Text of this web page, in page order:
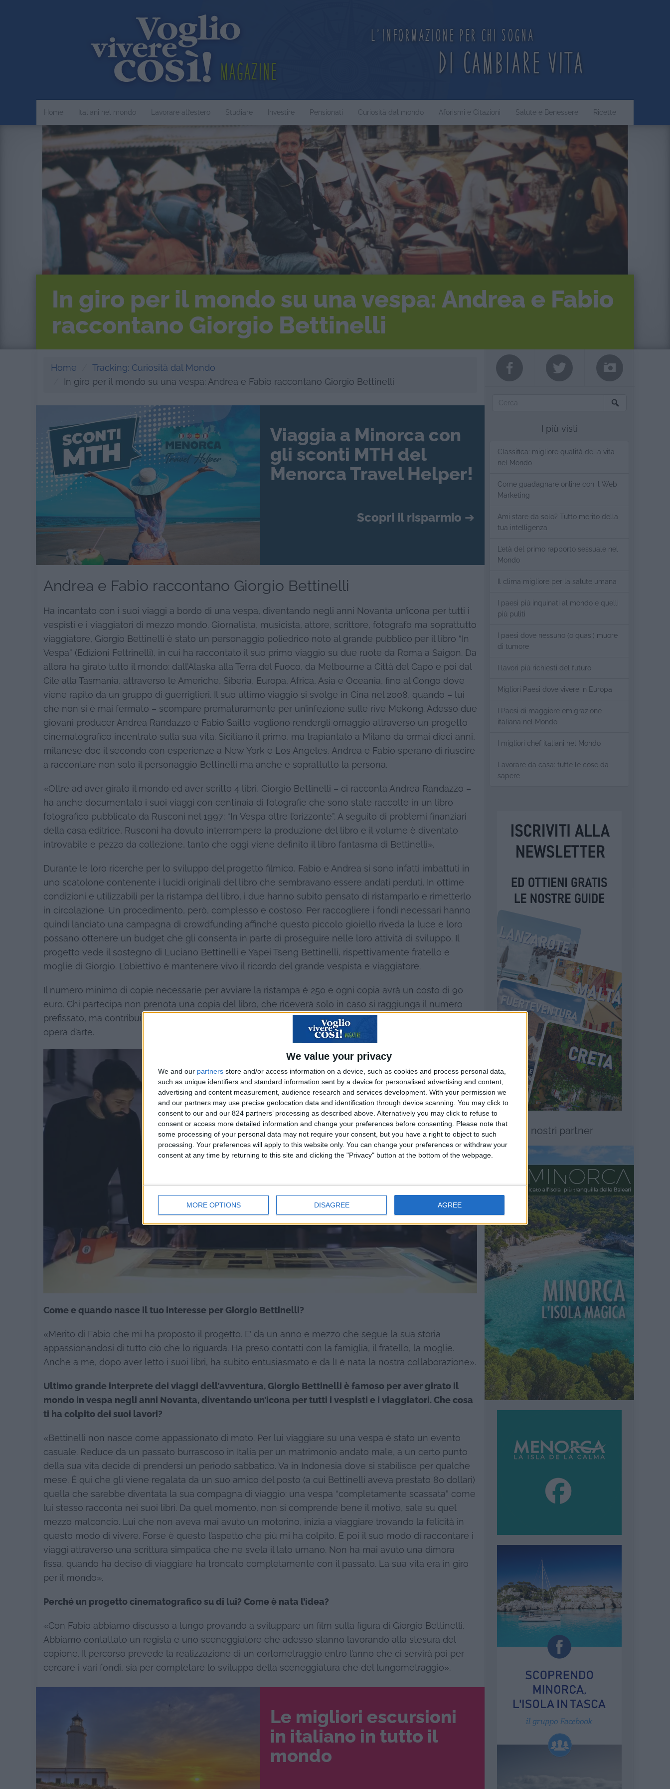
We value your privacy
We and our partners store and/or access information on a device, such as cookies and process personal data,
such as unique identifiers and standard information sent by a device for personalised advertising and content,
advertising and content measurement, audience research and services development. With your permission we
and our partners may use precise geolocation data and identification through device scanning. You may click to
consent to our and our 824 partners’ processing as described above. Alternatively you may click to refuse to
consent or access more detailed information and change your preferences before consenting.
Please note that
some processing of your personal data may not require your consent, but you have a right to object to such
processing. Your preferences will apply to this website only. You can change your preferences or withdraw your
consent at any time by returning to this site and clicking the "Privacy" button at the bottom of the webpage.
MORE OPTIONS DISAGREE AGREE
Magazine
L'informazione per chi sogna
di cambiare vita
Home Italiani nel mondo Lavorare all’estero Studiare Investire Pensionati Curiosità dal mondo Aforismi e Citazioni Salute e Benessere Ricette
In giro per il mondo su una vespa: Andrea e Fabio
raccontano Giorgio Bettinelli
Home
Tracking: Curiosità dal Mondo
In giro per il mondo su una vespa: Andrea e Fabio raccontano Giorgio Bettinelli
Viaggia a Minorca con
gli sconti MTH del
Menorca Travel Helper!
Scopri il risparmio ➔
Andrea e Fabio raccontano Giorgio Bettinelli
Ha incantato con i suoi viaggi a bordo di una vespa, diventando negli anni Novanta un’icona per tutti i
vespisti e i viaggiatori di mezzo mondo. Giornalista, musicista, attore, scrittore, fotografo ma soprattutto
viaggiatore, Giorgio Bettinelli è stato un personaggio poliedrico noto al grande pubblico per il libro “In
Vespa” (Edizioni Feltrinelli), in cui ha raccontato il suo primo viaggio su due ruote da Roma a Saigon. Da
allora ha girato tutto il mondo: dall’Alaska alla Terra del Fuoco, da Melbourne a Città del Capo e poi dal
Cile alla Tasmania, attraverso le Americhe, Siberia, Europa, Africa, Asia e Oceania, fino al Congo dove
viene rapito da un gruppo di guerriglieri. Il suo ultimo viaggio si svolge in Cina nel 2008, quando – lui
che non si è mai fermato – scompare prematuramente per un’infezione sulle rive Mekong. Adesso due
giovani producer Andrea Randazzo e Fabio Saitto vogliono rendergli omaggio attraverso un progetto
cinematografico incentrato sulla sua vita. Siciliano il primo, ma trapiantato a Milano da ormai dieci anni,
milanese doc il secondo con esperienze a New York e Los Angeles, Andrea e Fabio sperano di riuscire
a raccontare non solo il personaggio Bettinelli ma anche e soprattutto la persona.
«Oltre ad aver girato il mondo ed aver scritto 4 libri, Giorgio Bettinelli – ci racconta Andrea Randazzo –
ha anche documentato i suoi viaggi con centinaia di fotografie che sono state raccolte in un libro
fotografico pubblicato da Rusconi nel 1997: “In Vespa oltre l’orizzonte”. A seguito di problemi finanziari
della casa editrice, Rusconi ha dovuto interrompere la produzione del libro e il volume è diventato
introvabile e pezzo da collezione, tanto che oggi viene definito il libro fantasma di Bettinelli».
Durante le loro ricerche per lo sviluppo del progetto filmico, Fabio e Andrea si sono infatti imbattuti in
uno scatolone contenente i lucidi originali del libro che sembravano essere andati perduti. In ottime
condizioni e utilizzabili per la ristampa del libro, i due hanno subito pensato di ristamparlo e rimetterlo
in circolazione. Un procedimento, però, complesso e costoso. Per raccogliere i fondi necessari hanno
quindi lanciato una campagna di crowdfunding affinché questo piccolo gioiello riveda la luce e loro
possano ottenere un budget che gli consenta in parte di proseguire nelle loro attività di sviluppo. Il
progetto vede il sostegno di Luciano Bettinelli e Yapei Tseng Bettinelli, rispettivamente fratello e
moglie di Giorgio. L’obiettivo è mantenere vivo il ricordo del grande vespista e viaggiatore.
Il numero minimo di copie necessarie per avviare la ristampa è 250 e ogni copia avrà un costo di 90
euro. Chi partecipa non prenota una copia del libro, che riceverà solo in caso si raggiunga il numero
prefissato, ma contribuisce a un fine più ampio: ridare vita non a un semplice libro ma a una piccola
opera d’arte.
Come e quando nasce il tuo interesse per Giorgio Bettinelli?
«Merito di Fabio che mi ha proposto il progetto. E’ da un anno e mezzo che segue la sua storia
appassionandosi di tutto ciò che lo riguarda. Ha preso contatti con la famiglia, il fratello, la moglie.
Anche a me, dopo aver letto i suoi libri, ha subito entusiasmato e da lì è nata la nostra collaborazione».
Ultimo grande interprete dei viaggi dell’avventura, Giorgio Bettinelli è famoso per aver girato il
mondo in vespa negli anni Novanta, diventando un’icona per tutti i vespisti e i viaggiatori. Che cosa
ti ha colpito dei suoi lavori?
«Bettinelli non nasce come appassionato di moto. Per lui viaggiare su una vespa è stato un evento
casuale. Reduce da un passato burrascoso in Italia per un matrimonio andato male, a un certo punto
della sua vita decide di prendersi un periodo sabbatico. Va in Indonesia dove si stabilisce per qualche
mese. È qui che gli viene regalata da un suo amico del posto (a cui Bettinelli aveva prestato 80 dollari)
quella che sarebbe diventata la sua compagna di viaggio: una vespa “completamente scassata” come
lui stesso racconta nei suoi libri. Da quel momento, non si comprende bene il motivo, sale su quel
mezzo malconcio. Lui che non aveva mai avuto un motorino, inizia a viaggiare trovando la felicità in
questo modo di vivere. Forse è questo l’aspetto che più mi ha colpito. E poi il suo modo di raccontare i
viaggi attraverso una scrittura simpatica che ne svela il lato umano. Non ha mai avuto una dimora
fissa, quando ha deciso di viaggiare ha troncato completamente con il passato. La sua vita era in giro
per il mondo».
Perché un progetto cinematografico su di lui? Come è nata l’idea?
«Con Fabio abbiamo discusso a lungo provando a sviluppare un film sulla figura di Giorgio Bettinelli.
Abbiamo contattato un regista e uno sceneggiatore che adesso stanno lavorando alla stesura del
copione. Il percorso prevede la realizzazione di un cortometraggio entro l’anno che ci servirà poi per
cercare i vari fondi, sia per completare lo sviluppo della sceneggiatura che del lungometraggio».
Le migliori escursioni
in italiano in tutto il
mondo
I più visti
Classifica: migliore qualità della vita
nel Mondo
Come guadagnare online con il Web
Marketing
Ami stare da solo? Tutto merito della
tua intelligenza
L’età del primo rapporto sessuale nel
Mondo
Il clima migliore per la salute umana
I paesi più inquinati al mondo e quelli
più puliti
I paesi dove nessuno (o quasi) muore
di tumore
I lavori più richiesti del futuro
Migliori Paesi dove vivere in Europa
I Paesi di maggiore emigrazione
italiana nel Mondo
I migliori chef italiani nel Mondo
Lavorare da casa: tutte le cose da
sapere
I nostri partner